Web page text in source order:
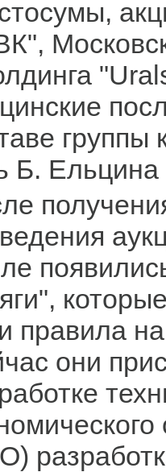
Б.
правила
они